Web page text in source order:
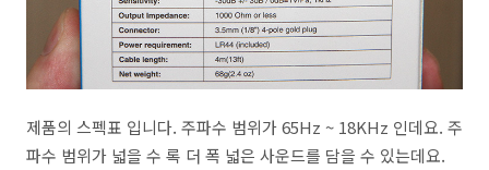
제품의 스펙표 입니다. 주파수 범위가 65Hz ~ 18KHz 인데요. 주
파수 범위가 넓을 수 록 더 폭 넓은 사운드를 담을 수 있는데요.